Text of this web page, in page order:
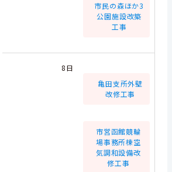
市民の森ほか3
公園施設改築
工事
8日
亀田支所外壁
改修工事
市営函館競輪
場事務所棟空
気調和設備改
修工事